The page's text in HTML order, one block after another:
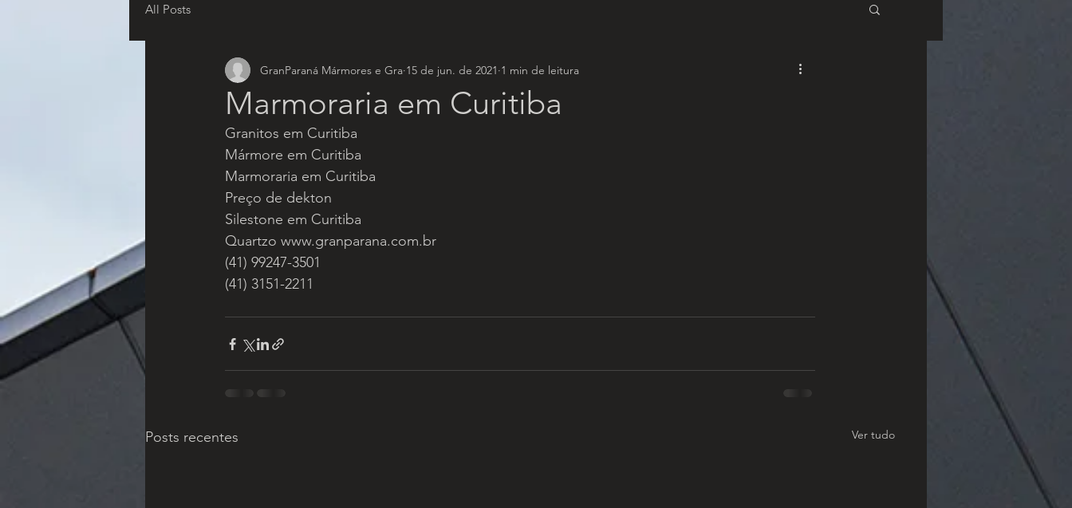
All Posts
Marmoraria em Curitiba
GranParaná Mármores e Gra 15 de jun. de 2021 1 min de leitura
Granitos em Curitiba
Mármore em Curitiba
Marmoraria em Curitiba
Preço de dekton
Silestone em Curitiba
Quartzo www.granparana.com.br
(41) 99247-3501
(41) 3151-2211
Posts recentes Ver tudo